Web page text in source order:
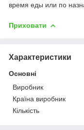
время еды или по
Приховати
Характеристики
Основні
Виробник
Країна виробник
Кількість